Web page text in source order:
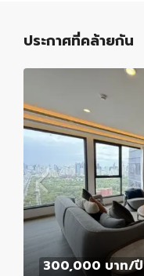
ประกาศที่คล้ายกัน
300,000 บาท/ปี